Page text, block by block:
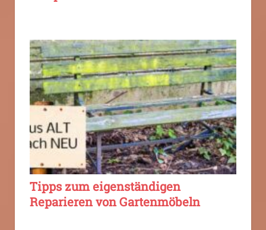
Tipps zum eigenständigen
Reparieren von Gartenmöbeln